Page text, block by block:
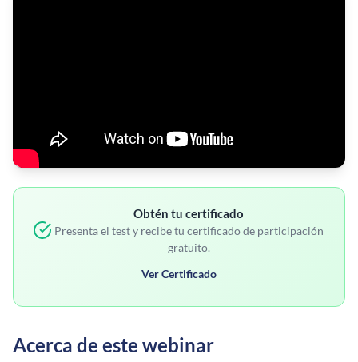
Obtén tu certificado
Presenta el test y recibe tu certificado de participación
gratuito.
Ver Certificado
Acerca de este webinar